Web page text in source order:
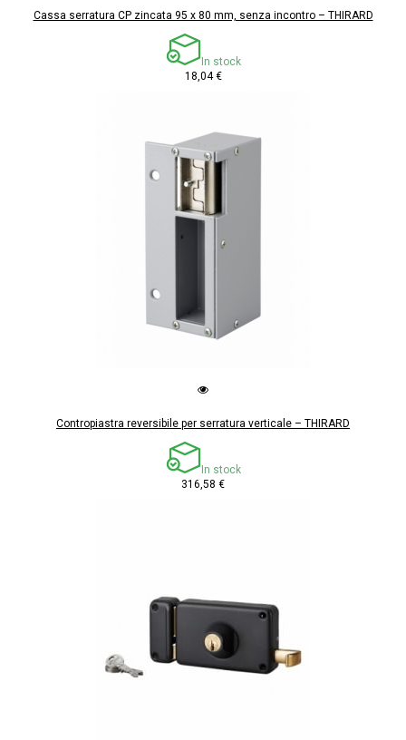
Cassa serratura CP zincata 95 x 80 mm, senza incontro – THIRARD
In stock
18,04 €
Contropiastra reversibile per serratura verticale – THIRARD
In stock
316,58 €